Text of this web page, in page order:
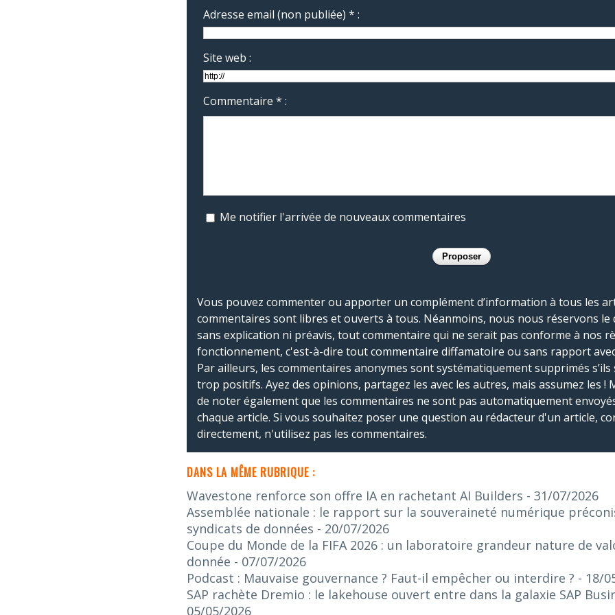
Adresse email (non publiée) * :
Site web :
Commentaire * :
Me notifier l'arrivée de nouveaux commentaires
Vous pouvez commenter ou apporter un complément d’information à tous les
commentaires sont libres et ouverts à tous. Néanmoins, nous nous réservons
sans explication ni préavis, tout commentaire qui ne serait pas conforme à nos
fonctionnement, c'est-à-dire tout commentaire diffamatoire ou sans rapport avec
Par ailleurs, les commentaires anonymes sont systématiquement supprimés
trop positifs. Ayez des opinions, partagez les avec les autres, mais assumez les !
de noter également que les commentaires ne sont pas automatiquement
chaque article. Si vous souhaitez poser une question au rédacteur d'un article,
directement, n'utilisez pas les commentaires.
DANS LA MÊME RUBRIQUE :
Wavestone renforce son offre IA en rachetant AI Builders - 31/07/2026
Assemblée nationale : le rapport sur la souveraineté numérique
syndicats de données - 20/07/2026
Coupe du Monde de la FIFA 2026 : un laboratoire grandeur nature de
donnée - 07/07/2026
Podcast : Mauvaise gouvernance ? Faut-il empêcher ou interdire ? - 18/
SAP rachète Dremio : le lakehouse ouvert entre dans la galaxie SAP
05/05/2026